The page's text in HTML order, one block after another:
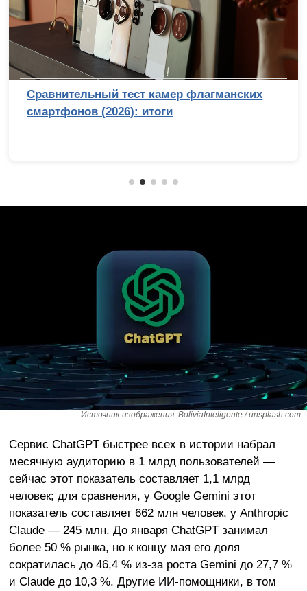
Сравнительный тест камер флагманских
смартфонов (2026): итоги
Источник изображения: BoliviaInteligente / unsplash.com
Сервис ChatGPT быстрее всех в истории набрал
месячную аудиторию в 1 млрд пользователей —
сейчас этот показатель составляет 1,1 млрд
человек; для сравнения, у Google Gemini этот
показатель составляет 662 млн человек, у Anthropic
Claude — 245 млн. До января ChatGPT занимал
более 50 % рынка, но к концу мая его доля
сократилась до 46,4 % из-за роста Gemini до 27,7 %
и Claude до 10,3 %. Другие ИИ-помощники, в том